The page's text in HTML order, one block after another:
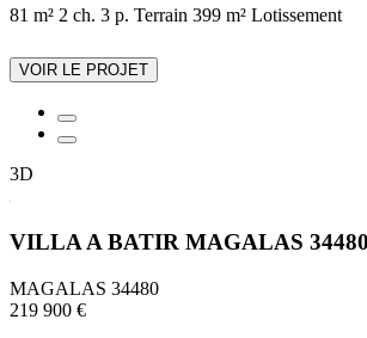
81 m² 2 ch. 3 p. Terrain 399 m² Lotissement
VOIR LE PROJET
3D
VILLA A BATIR MAGALAS 34480
MAGALAS 34480
219 900 €